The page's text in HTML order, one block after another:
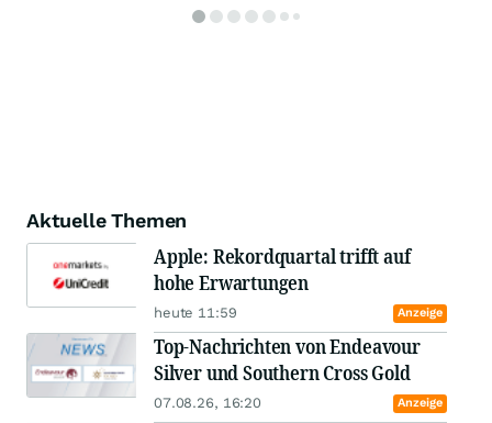
Aktuelle Themen
Apple: Rekordquartal trifft auf
hohe Erwartungen
heute 11:59 Anzeige
Top-Nachrichten von Endeavour
Silver und Southern Cross Gold
07.08.26, 16:20 Anzeige